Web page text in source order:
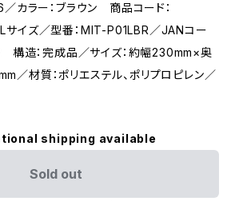
カラー：ブラウン 商品コード：
サイズ／型番：MIT-P01LBR／JANコー
造：完成品／サイズ：約幅230mm×奥
／材質：ポリエステル、ポリプロピレン／
shipping available
Sold out